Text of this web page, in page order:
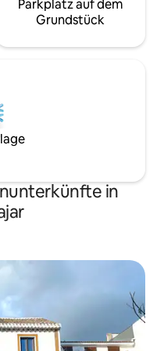
Parkplatz auf dem
Grundstück
in